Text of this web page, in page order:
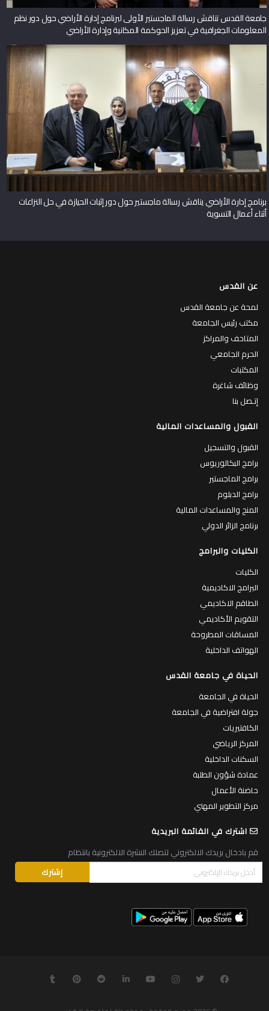
جامعة القدس تناقش رسالة الماجستير الأولى لبرنامج إدارة الأراضي حول دور نظم
المعلومات الجغرافية في تعزيز الحوكمة المكانية وإدارة الأراضي
برنامج إدارة الأراضي يناقش رسالة ماجستير حول دور إثبات الحيازة في حل النزاعات
أثناء أعمال التسوية
عن القدس
لمحة عن جامعة القدس
مكتب رئيس الجامعة
المتاحف والمراكز
الحرم الجامعي
المكتبات
وظائف شاغرة
إتـصل بنا
القبول والمساعدات المالية
القبول والتسجيل
برامج البكالوريوس
برامج الماجستير
برامج الدبلوم
المنح والمساعدات المالية
برنامج الزائر الدولي
الكليات والبرامج
الكليات
البرامج الاكاديمية
الطاقم الاكاديمي
التقويم الأكاديمي
المساقات المطروحة
الهواتف الداخلية
الحياة في جامعة القدس
الحياة في الجامعة
جولة افتراضية في الجامعة
الكافتيريات
المركز الرياضي
السكنات الداخلية
عمادة شؤون الطلبة
حاضنة الأعمال
مركز التطوير المهني
اشترك في القائمة البريدية
قم بادخال بريدك الالكتروني لتصلك النشرة الالكترونية بانتظام